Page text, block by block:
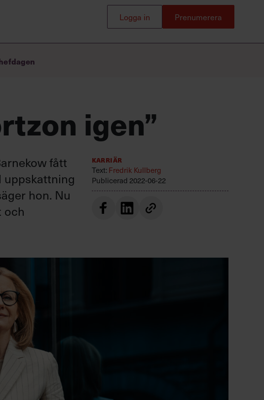
Logga in Prenumerera
Logga in Prenumerera
i
Populära
UGL – Utveckling av grupp och
ledare
Ledarskap för erfarna chefer och
igen”
fått
uppskattning
hon. Nu
och
Karriär
Text:Fredrik Kullberg
Publicerad 2022-06-22